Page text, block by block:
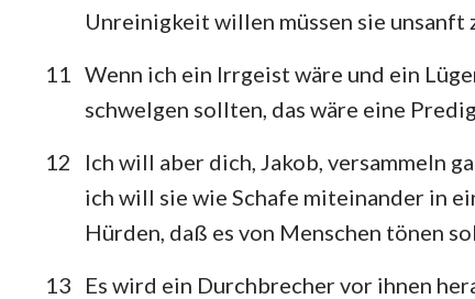
Maleachi
Unreinigkeit willen müssen sie
11 Wenn ich ein Irrgeist wäre und ein
schwelgen sollten, das wäre eine
12
Ich will aber dich, Jakob, versammeln
ich will sie wie Schafe miteinander in
Hürden, daß es von Menschen tönen
13
Es wird ein Durchbrecher vor ihnen